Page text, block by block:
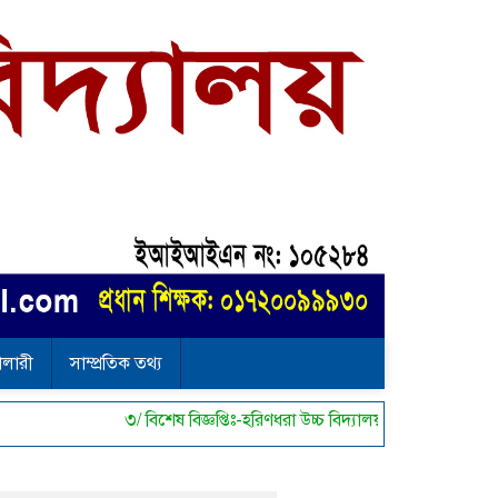
সাম্প্রতিক তথ্য
৩/ বিশেষ বিজ্ঞপ্তিঃ-হরিণধরা উচ্চ বিদ্যালয় দূর্গাপূজা